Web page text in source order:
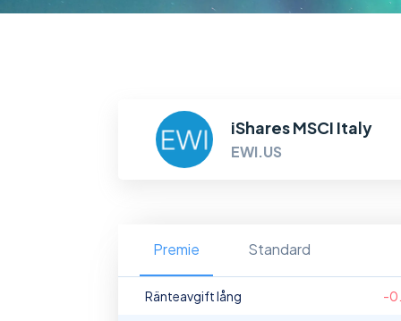
iShares MSCI Italy
EWI.US
Premie Standard
Ränteavgift lång -